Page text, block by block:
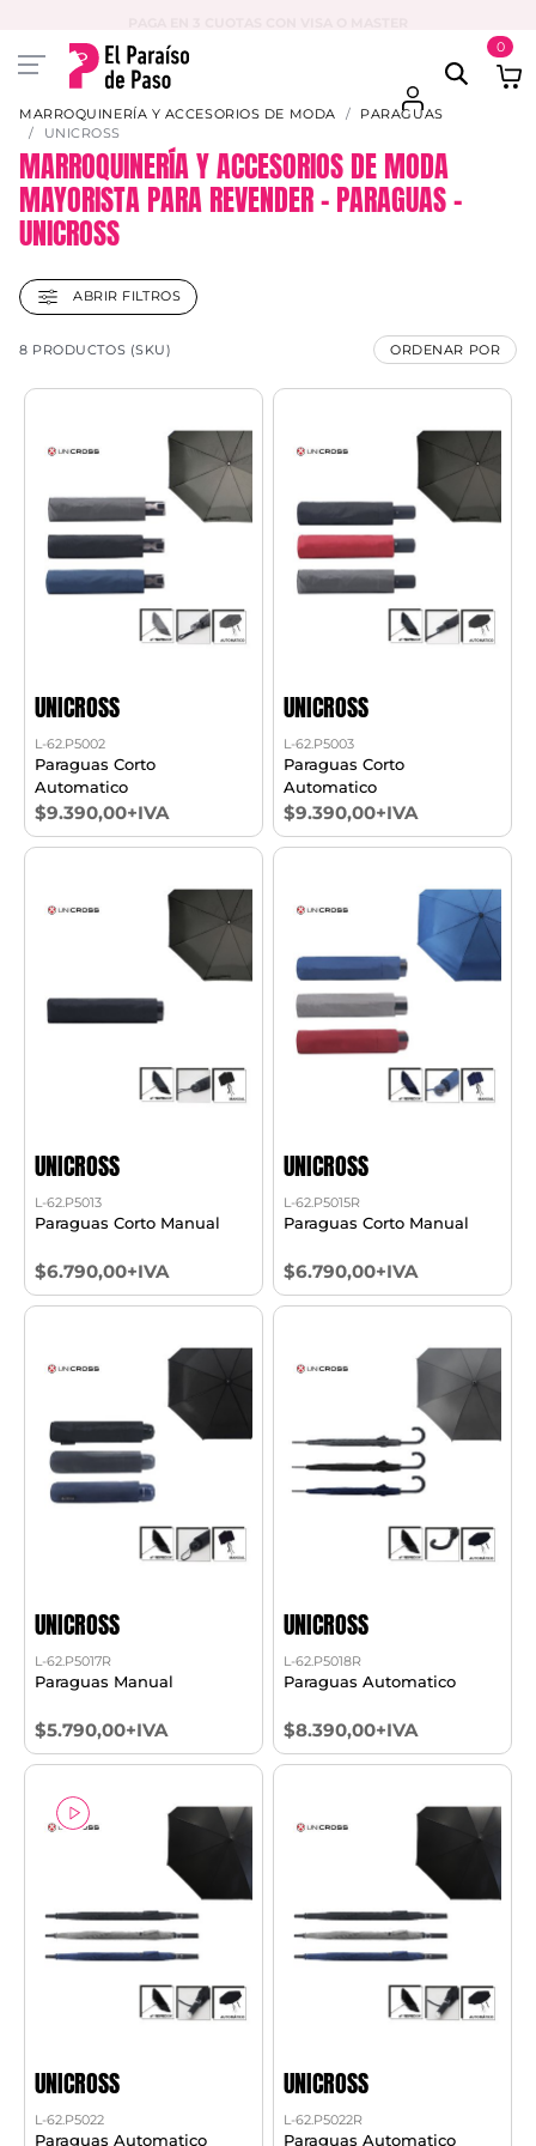
0
MARROQUINERÍA Y ACCESORIOS DE MODA
PARAGUAS
UNICROSS
MARROQUINERÍA Y ACCESORIOS DE MODA
MAYORISTA PARA REVENDER – PARAGUAS –
UNICROSS
ABRIR FILTROS
8 PRODUCTOS (SKU) ORDENAR POR
UNICROSS
L-62.P5002
Paraguas Corto
Automatico
$9.390,00+IVA
UNICROSS
L-62.P5003
Paraguas Corto
Automatico
$9.390,00+IVA
UNICROSS
L-62.P5013
Paraguas Corto Manual
$6.790,00+IVA
UNICROSS
L-62.P5015R
Paraguas Corto Manual
$6.790,00+IVA
UNICROSS
L-62.P5017R
Paraguas Manual
$5.790,00+IVA
UNICROSS
L-62.P5018R
Paraguas Automatico
$8.390,00+IVA
UNICROSS
L-62.P5022
Paraguas Automatico
UNICROSS
L-62.P5022R
Paraguas Automatico